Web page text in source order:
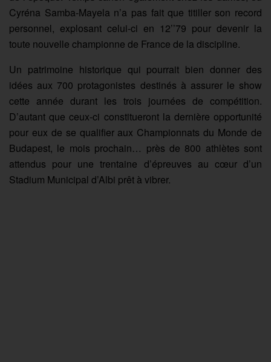
Cyréna Samba-Mayela n’a pas fait que titiller son record
personnel, explosant celui-ci en 12’’79 pour devenir la
toute nouvelle championne de France de la discipline.
Un patrimoine historique qui pourrait bien donner des
idées aux 700 protagonistes destinés à assurer le show
cette année durant les trois journées de compétition.
D’autant que ceux-ci constitueront la dernière opportunité
pour eux de se qualifier aux Championnats du Monde de
Budapest, le mois prochain… près de 800 athlètes sont
attendus pour une trentaine d’épreuves au cœur d’un
Stadium Municipal d’Albi prêt à vibrer.